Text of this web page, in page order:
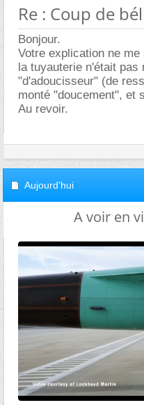
Re : Coup de
Bonjour.
Votre explication ne
la tuyauterie n'était pas
"d'adoucisseur" (de
monté "doucement", et
Au revoir.
Aujourd'hui
A voir en